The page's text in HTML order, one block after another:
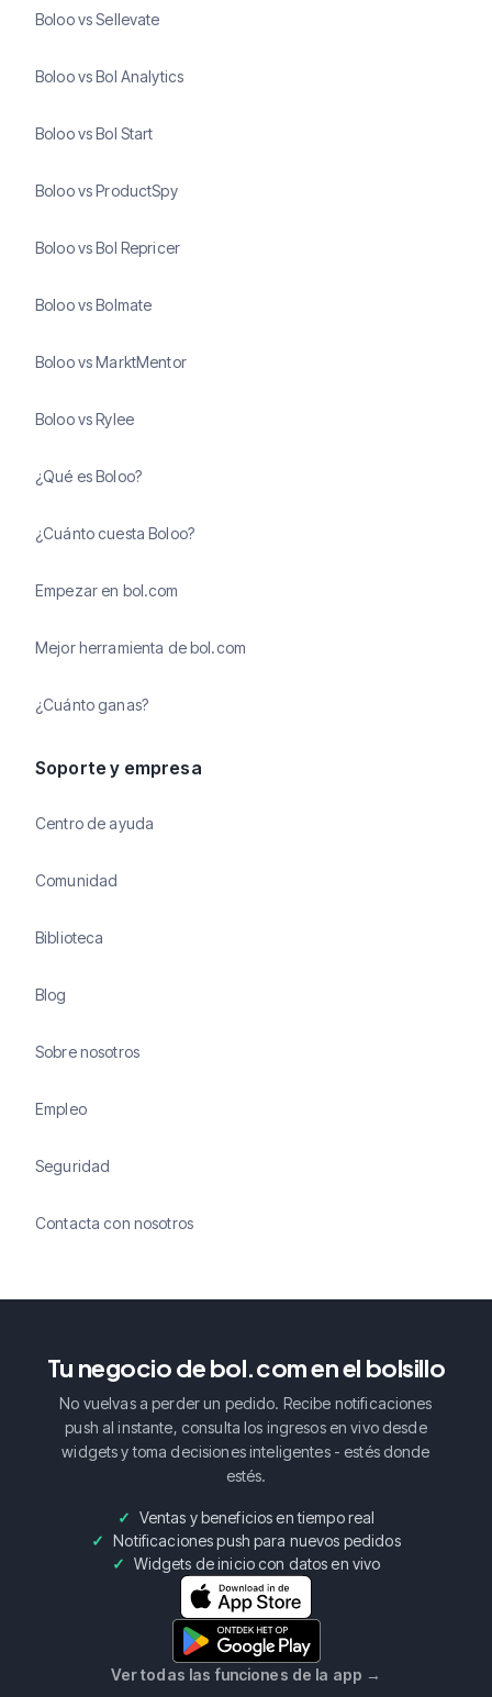
Boloo vs Sellevate
Boloo vs Bol Analytics
Boloo vs Bol Start
Boloo vs ProductSpy
Boloo vs Bol Repricer
Boloo vs Bolmate
Boloo vs MarktMentor
Boloo vs Rylee
¿Qué es Boloo?
¿Cuánto cuesta Boloo?
Empezar en bol.com
Mejor herramienta de bol.com
¿Cuánto ganas?
Soporte y empresa
Centro de ayuda
Comunidad
Biblioteca
Blog
Sobre nosotros
Empleo
Seguridad
Contacta con nosotros
Tu negocio de bol.com en el bolsillo
No vuelvas a perder un pedido. Recibe notificaciones
push al instante, consulta los ingresos en vivo desde
widgets y toma decisiones inteligentes - estés donde
estés.
Ventas y beneficios en tiempo real
Notificaciones push para nuevos pedidos
Widgets de inicio con datos en vivo
Ver todas las funciones de la app →